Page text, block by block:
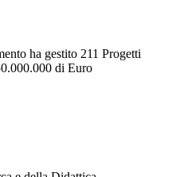
ha gestito 211 Progetti
di Euro